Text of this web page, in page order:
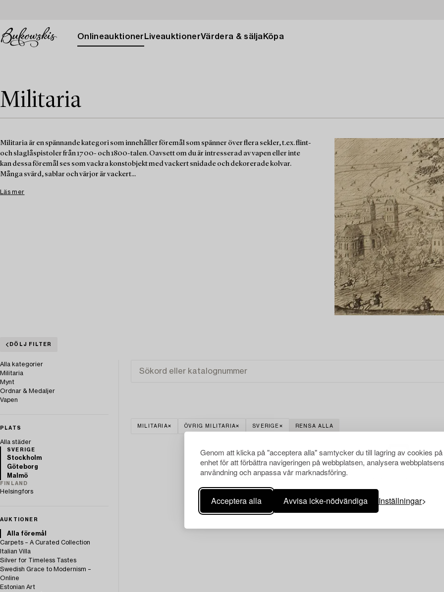
Genom att klicka på "acceptera alla" samtycker du till lagring av cookies
enhet för att förbättra navigeringen på webbplatsen, analysera webbplatsens
användning och anpassa vår marknadsföring.
Acceptera alla Avvisa icke-nödvändiga Inställningar
Onlineauktioner LiveauktionerVärdera & sälja Köpa
Militaria
Militaria är en spännande kategori som innehåller föremål som spänner över flera sekler, t.ex. flint-
och slaglåspistoler från 1700- och 1800-talen. Oavsett om du är intresserad av vapen eller inte
kan dessa föremål ses som vackra konstobjekt med vackert snidade och dekorerade kolvar.
Många svärd, sablar och värjor är vackert...
Läs mer
DÖLJ FILTER
Alla kategorier
Militaria
Mynt
Ordnar & Medaljer
Vapen
PLATS
Alla städer
SVERIGE
Stockholm
Göteborg
Malmö
FINLAND
Helsingfors
AUKTIONER
Alla föremål
Carpets – A Curated Collection
Italian Villa
Silver for Timeless Tastes
Swedish Grace to Modernism –
Online
Estonian Art
MILITARIA ÖVRIG MILITARIA SVERIGE RENSA ALLA
Din sökning gav ingen träff